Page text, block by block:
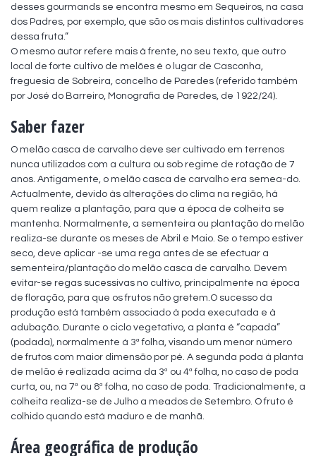
desses gourmands se encontra mesmo em Sequeiros, na casa
dos Padres, por exemplo, que são os mais distintos cultivadores
dessa fruta.”
O mesmo autor refere mais à frente, no seu texto, que outro
local de forte cultivo de melões é o lugar de Casconha,
freguesia de Sobreira, concelho de Paredes (referido também
por José do Barreiro, Monografia de Paredes, de 1922/24).
Saber fazer
O melão casca de carvalho deve ser cultivado em terrenos
nunca utilizados com a cultura ou sob regime de rotação de 7
anos. Antigamente, o melão casca de carvalho era semea-do.
Actualmente, devido às alterações do clima na região, há
quem realize a plantação, para que a época de colheita se
mantenha. Normalmente, a sementeira ou plantação do melão
realiza-se durante os meses de Abril e Maio. Se o tempo estiver
seco, deve aplicar -se uma rega antes de se efectuar a
sementeira/plantação do melão casca de carvalho. Devem
evitar-se regas sucessivas no cultivo, principalmente na época
de floração, para que os frutos não gretem.O sucesso da
produção está também associado à poda executada e à
adubação. Durante o ciclo vegetativo, a planta é “capada”
(podada), normalmente à 3ª folha, visando um menor número
de frutos com maior dimensão por pé. A segunda poda à planta
de melão é realizada acima da 3ª ou 4ª folha, no caso de poda
curta, ou, na 7ª ou 8ª folha, no caso de poda. Tradicionalmente, a
colheita realiza-se de Julho a meados de Setembro. O fruto é
colhido quando está maduro e de manhã.
Área geográfica de produção